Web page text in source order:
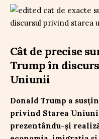
Cât de precise
Trump în
Uniunii
Donald Trump a
privind Starea
prezentându-și